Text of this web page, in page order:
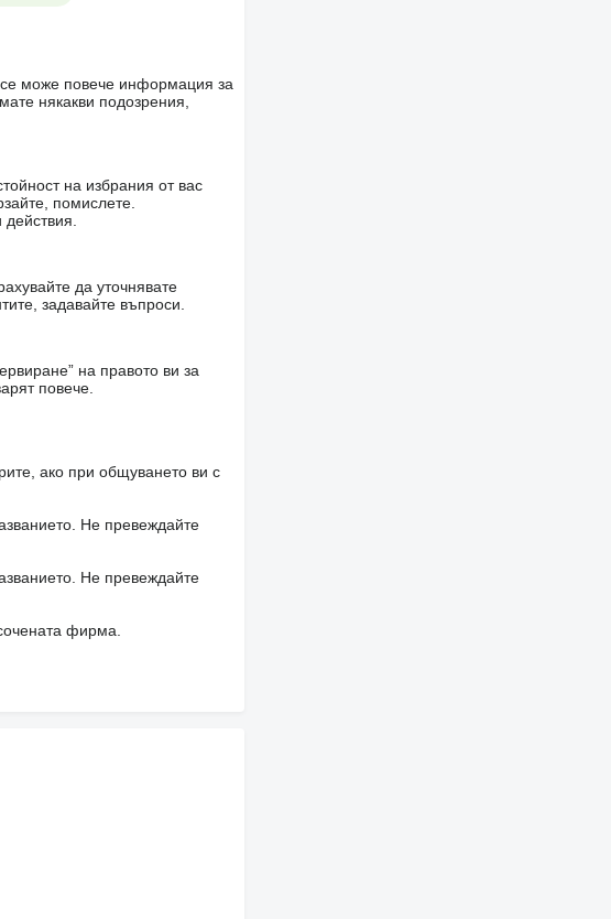
се може повече информация за
някакви подозрения,
на избрания от вас
помислете.
да уточнявате
задавайте въпроси.
на правото ви за
повече.
ако при общуването ви с
Не превеждайте
Не превеждайте
фирма.